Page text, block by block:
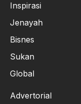
Inspirasi
Jenayah
Bisnes
Sukan
Global
Advertorial